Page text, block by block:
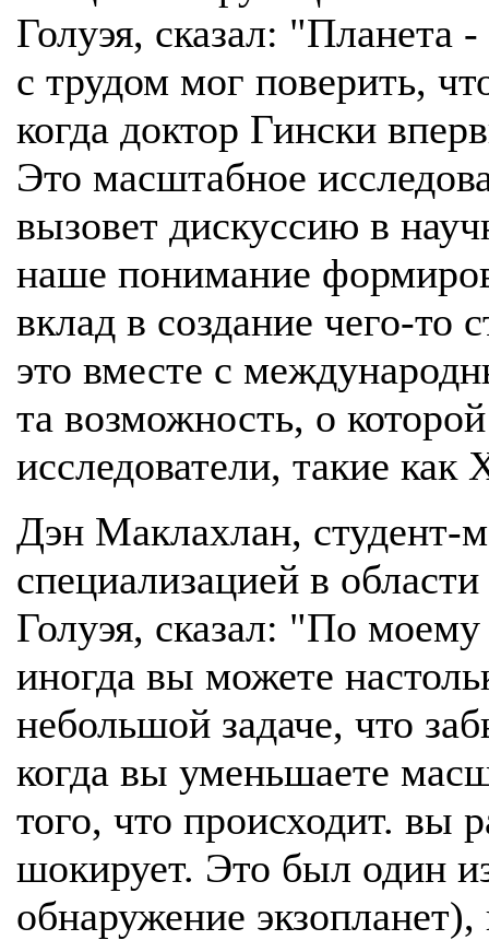
Голуэя, сказал: "Планета
с трудом мог поверить,
когда доктор Гински
Это масштабное
вызовет дискуссию в
наше понимание
вклад в создание чего-то
это вместе с
та возможность, о
исследователи, такие
Дэн Маклахлан, студент-
специализацией в
Голуэя, сказал: "По
иногда вы можете
небольшой задаче, что
когда вы уменьшаете
того, что происходит. вы
шокирует. Это был один
обнаружение